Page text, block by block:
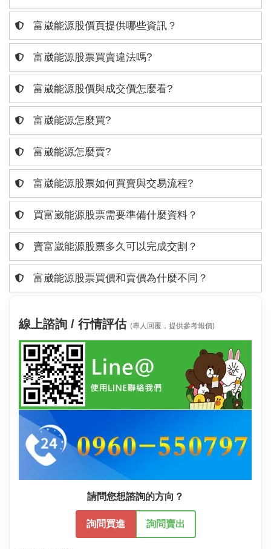
富崴能源股價頁提供哪些資訊？
富崴能源股票買賣違法嗎?
富崴能源股價與成交價怎麼看?
富崴能源怎麼買?
富崴能源怎麼賣?
富崴能源股票如何買賣與交易流程?
買富崴能源股票需要準備什麼資料？
賣富崴能源股票多久可以完成交割？
富崴能源股票買價和賣價為什麼不同？
線上諮詢 / 行情評估 (專人回覆，提供參考報價)
請問您想諮詢的方向？
詢問買進 詢問賣出